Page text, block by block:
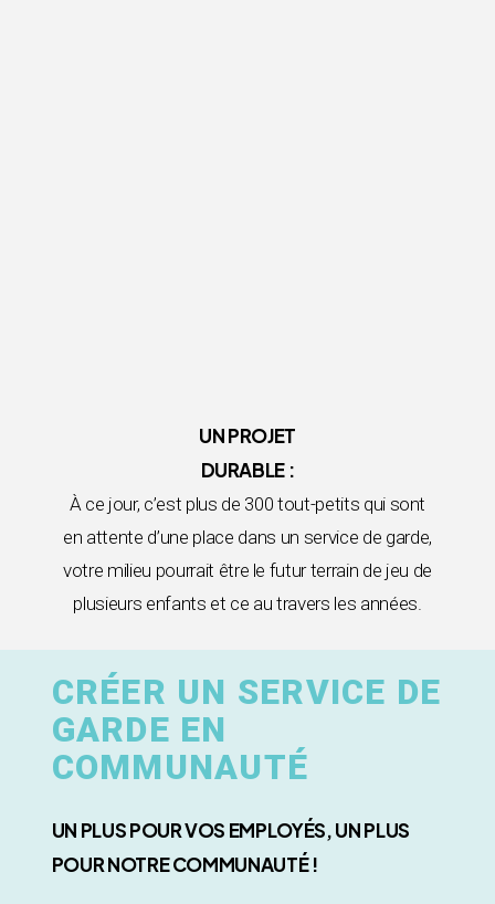
UN PROJET
DURABLE :
À ce jour, c’est plus de 300 tout-petits qui sont
en attente d’une place dans un service de garde,
votre milieu pourrait être le futur terrain de jeu de
plusieurs enfants et ce au travers les années.
CRÉER UN SERVICE DE
GARDE EN
COMMUNAUTÉ
UN PLUS POUR VOS EMPLOYÉS, UN PLUS
POUR NOTRE COMMUNAUTÉ !